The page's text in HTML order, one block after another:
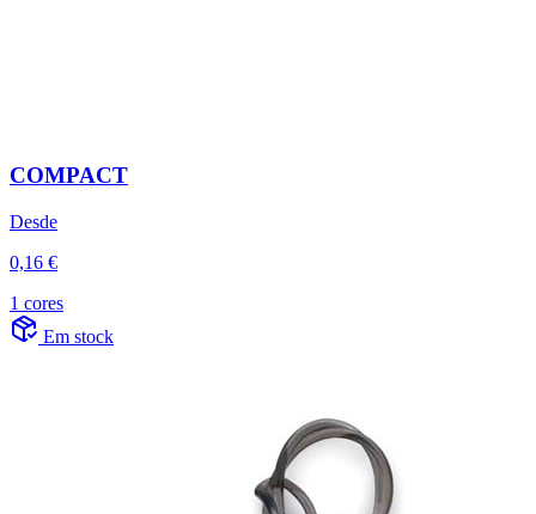
COMPACT
Desde
0,16 €
1 cores
Em stock